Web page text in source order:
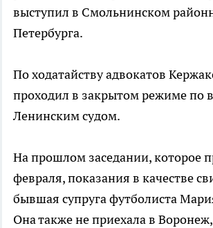
выступил в Смольнинском
Петербурга.
По ходатайству адвокатов
проходил в закрытом режиме по
Ленинским судом.
На прошлом заседании, которое
февраля, показания в качестве
бывшая супруга футболиста
Она также не приехала в